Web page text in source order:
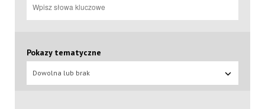
Pokazy tematyczne
Dowolna lub brak